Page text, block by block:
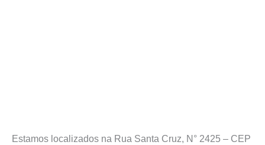
Estamos localizados na Rua Santa Cruz, N° 2425 – CEP